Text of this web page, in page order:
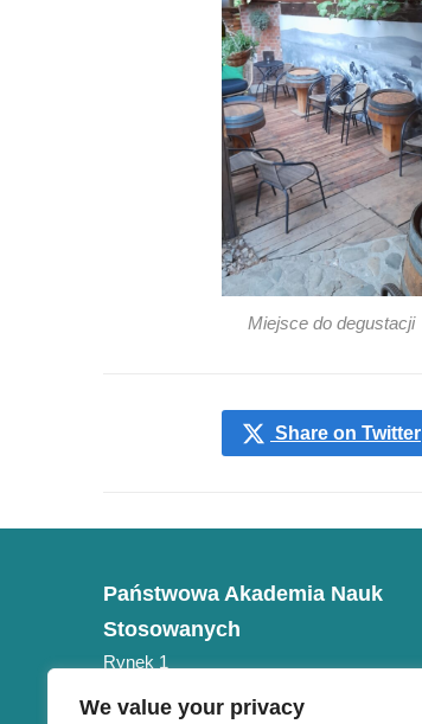
We value your privacy
Miejsce do degustacji
Share on Twitter
Państwowa Akademia Nauk
Stosowanych
Rynek 1